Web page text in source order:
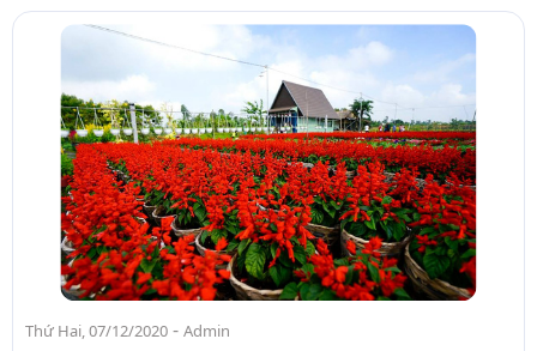
Thứ Hai, 07/12/2020 - Admin